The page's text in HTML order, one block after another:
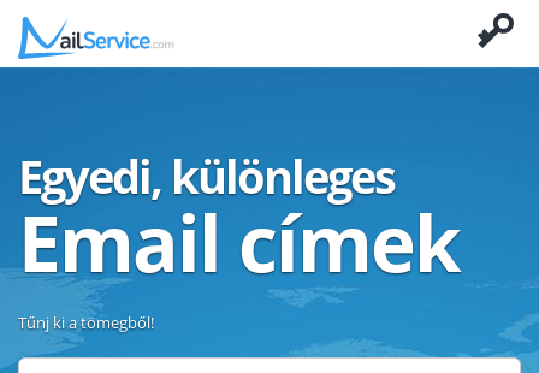
Egyedi, különleges
Email címek
Tűnj ki a tömegből!